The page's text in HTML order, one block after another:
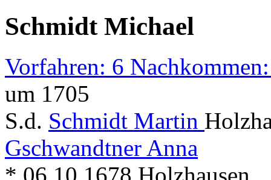
Schmidt Michael
Vorfahren: 6
um 1705
S.d. Schmidt Martin
Gschwandtner Anna